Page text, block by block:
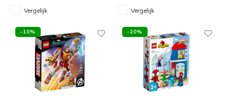
Vergelijk
Vergelijk
-10% -20%